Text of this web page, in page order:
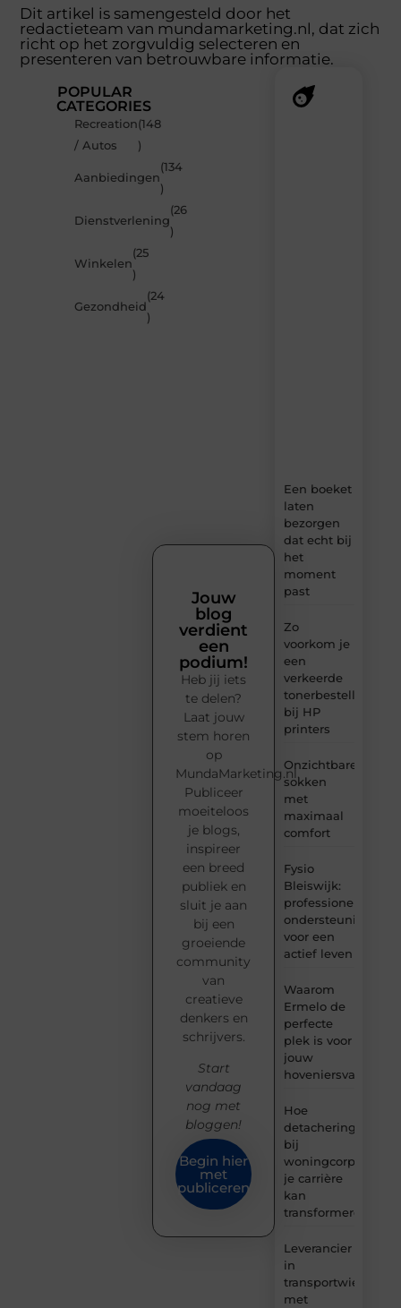
Dit artikel is samengesteld door het
redactieteam van mundamarketing.nl, dat zich
richt op het zorgvuldig selecteren en
presenteren van betrouwbare informatie.
POPULAR
CATEGORIES
Recreation
/ Autos
(148
)
Aanbiedingen
(134
)
Dienstverlening
(26
)
Winkelen
(25
)
Gezondheid
(24
)
Een boeket
laten
bezorgen
dat echt bij
het
moment
past
Zo
voorkom je
een
verkeerde
tonerbestelling
bij HP
printers
Onzichtbare
sokken
met
maximaal
comfort
Fysio
Bleiswijk:
professionele
ondersteuning
voor een
actief leven
Waarom
Ermelo de
perfecte
plek is voor
jouw
Hoe
detachering
bij
woningcorporaties
je carrière
kan
transformeren
Leverancier
in
transportwielen
met
Jouw
blog
verdient
een
podium!
Heb jij iets
te delen?
Laat jouw
stem horen
op
MundaMarketing.nl.
Publiceer
moeiteloos
je blogs,
inspireer
een breed
publiek en
sluit je aan
bij een
groeiende
community
van
creatieve
denkers en
schrijvers.
Start
vandaag
nog met
bloggen!
Begin hier
met
publiceren